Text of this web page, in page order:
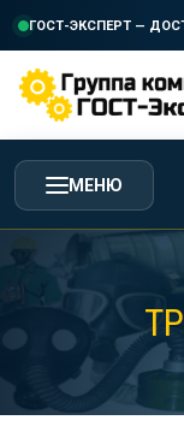
ГОСТ-ЭКСПЕРТ —
МЕНЮ
УСЛУГИ ГК
СТОИМОСТЬ